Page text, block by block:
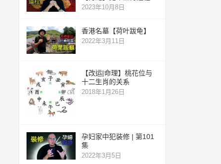
2023年10月8日
香港名墓【荷叶跋龟】
2022年3月11日
【改运|命理】桃花位与
十二生肖的关系
2018年1月26日
孕妇家中犯装修 | 第101
集
2022年3月5日